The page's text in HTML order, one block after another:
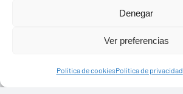
Denegar
Ver preferencias
Política de cookiesPolítica de privacidad